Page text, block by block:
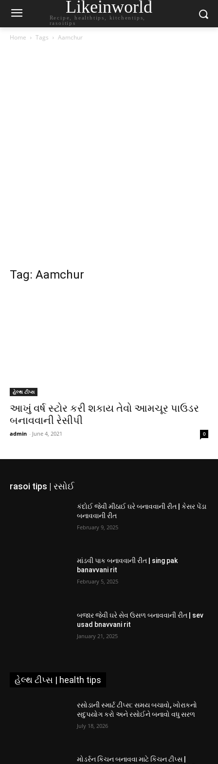
Likeinworld
Recipe, healthtips, kitchentips,
rasoitips
Home Tags Aamchur
Tag: Aamchur
હેલ્થ ટીપ્સ
આખું વર્ષ સ્ટોર કરી શકાય તેવો આમચૂર પાઉડર
બનાવવાની રેસીપી
admin - June 4, 2021 0
rasoi tips | રસોઈ
કંદોઈ જેવી મીઠાઈ ઘરે બનાવવાની રીત | કેસર પેંડા
બનાવવાની રીત
February 9, 2025
માંડવી પાક બનાવવાની રીત | sing pak
banavvani rit
February 5, 2025
બજાર જેવી ઘરે સેવ ઉસળ બનાવવાની રીત | sev
usad bnavvani rit
January 21, 2025
હેલ્થ ટીપ્સ | health tips
રસોડાની સ્માર્ટ ટીપ્સ: સમય બચાવો, ખોરાકનો
સદુપયોગ કરો અને રસોઈને બનાવો વધુ સરળ
July 18, 2026
મોડર્રન કિચન બનાવવા માટે કિચન ટીપ્સ |